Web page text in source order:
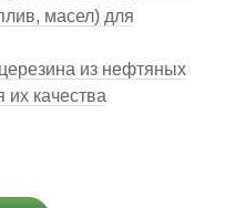
масел) для
из нефтяных
их качества